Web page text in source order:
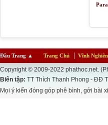
Đầu Trang ▲ Trang Chủ Vĩnh
Copyright © 2009-2022 phathoc.net.
Biên tập: TT Thích Thanh Phong - ĐĐ
Mọi ý kiến đóng góp phê bình, gởi bài